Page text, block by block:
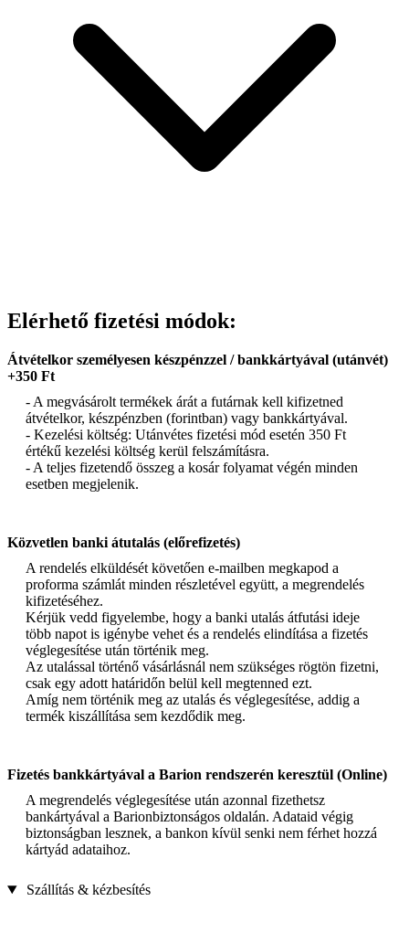
Elérhető fizetési módok:
Átvételkor személyesen készpénzzel / bankkártyával (utánvét)
+350 Ft
- A megvásárolt termékek árát a futárnak kell kifizetned
átvételkor, készpénzben (forintban) vagy bankkártyával.
- Kezelési költség: Utánvétes fizetési mód esetén 350 Ft
értékű kezelési költség kerül felszámításra.
- A teljes fizetendő összeg a kosár folyamat végén minden
esetben megjelenik.
Közvetlen banki átutalás (előrefizetés)
A rendelés elküldését követően e-mailben megkapod a
proforma számlát minden részletével együtt, a megrendelés
kifizetéséhez.
Kérjük vedd figyelembe, hogy a banki utalás átfutási ideje
több napot is igénybe vehet és a rendelés elindítása a fizetés
véglegesítése után történik meg.
Az utalással történő vásárlásnál nem szükséges rögtön fizetni,
csak egy adott határidőn belül kell megtenned ezt.
Amíg nem történik meg az utalás és véglegesítése, addig a
termék kiszállítása sem kezdődik meg.
Fizetés bankkártyával a Barion rendszerén keresztül (Online)
A megrendelés véglegesítése után azonnal fizethetsz
bankártyával a Barionbiztonságos oldalán. Adataid végig
biztonságban lesznek, a bankon kívül senki nem férhet hozzá
kártyád adataihoz.
Szállítás & kézbesítés